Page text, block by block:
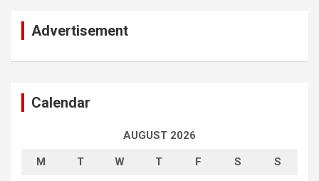
Advertisement
Calendar
AUGUST 2026
M T W T F S S